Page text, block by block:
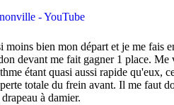
- YouTube
moins bien mon départ et je me fais
devant me fait gagner 1 place.
étant quasi aussi rapide qu'eux,
totale du frein avant. Il me faut
à damier.